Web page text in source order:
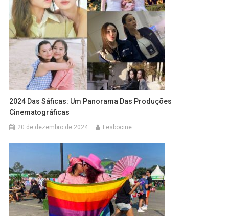
2024 Das Sáficas: Um Panorama Das Produções
Cinematográficas
20 de dezembro de 2024 Lesbocine